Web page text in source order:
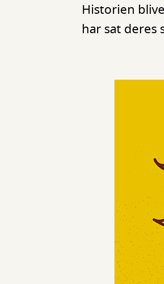
Historien
har sat deres